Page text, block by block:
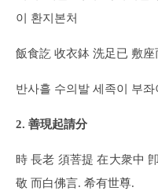
이 환지본처
飯食訖 收衣鉢 洗足已 敷座
반사흘 수의발 세족이 부좌
2. 善現起請分
時 長老 須菩提 在大衆中
敬 而白佛言. 希有世尊.